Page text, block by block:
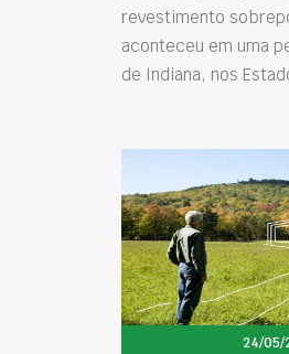
revestimento
aconteceu em uma
de Indiana, nos
24/05/